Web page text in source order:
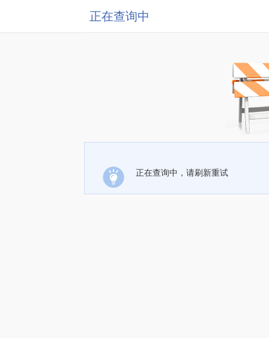
正在查询中
正在查询中，请刷新重试